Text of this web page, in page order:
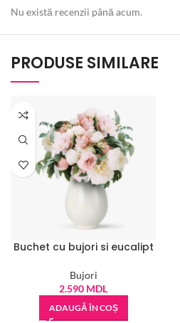
Nu există recenzii până acum.
PRODUSE SIMILARE
Buchet cu bujori si eucalipt
Bujori
2.590 MDL
ADAUGĂ ÎN COȘ